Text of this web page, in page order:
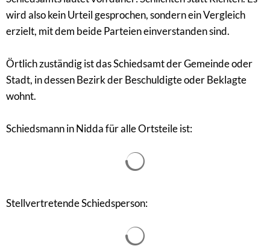
wird also kein Urteil gesprochen, sondern ein Vergleich
erzielt, mit dem beide Parteien einverstanden sind.
Örtlich zuständig ist das Schiedsamt der Gemeinde oder
Stadt, in dessen Bezirk der Beschuldigte oder Beklagte
wohnt.
Schiedsmann in Nidda für alle Ortsteile ist:
Stellvertretende Schiedsperson: